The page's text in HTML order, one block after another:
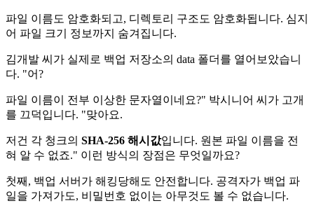
파일 이름도 암호화되고, 디렉토리 구조도 암호화됩니다. 심지
어 파일 크기 정보까지 숨겨집니다.
김개발 씨가 실제로 백업 저장소의 data 폴더를 열어보았습니
다. "어?
파일 이름이 전부 이상한 문자열이네요?" 박시니어 씨가 고개
를 끄덕입니다. "맞아요.
저건 각 청크의 SHA-256 해시값입니다. 원본 파일 이름을 전
혀 알 수 없죠." 이런 방식의 장점은 무엇일까요?
첫째, 백업 서버가 해킹당해도 안전합니다. 공격자가 백업 파
일을 가져가도, 비밀번호 없이는 아무것도 볼 수 없습니다.